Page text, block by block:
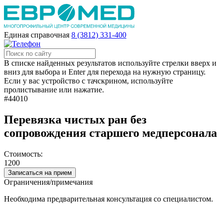
Единая справочная 8 (3812) 331-400
В списке найденных результатов используйте стрелки вверх и
вниз для выбора и Enter для перехода на нужную страницу.
Если у вас устройство с тачскрином, используйте
пролистывание или нажатие.
#44010
Перевязка чистых ран без
сопровождения старшего медперсонала
Стоимость:
1200
Записаться на прием
Ограничения/примечания
Необходима предварительная консультация со специалистом.